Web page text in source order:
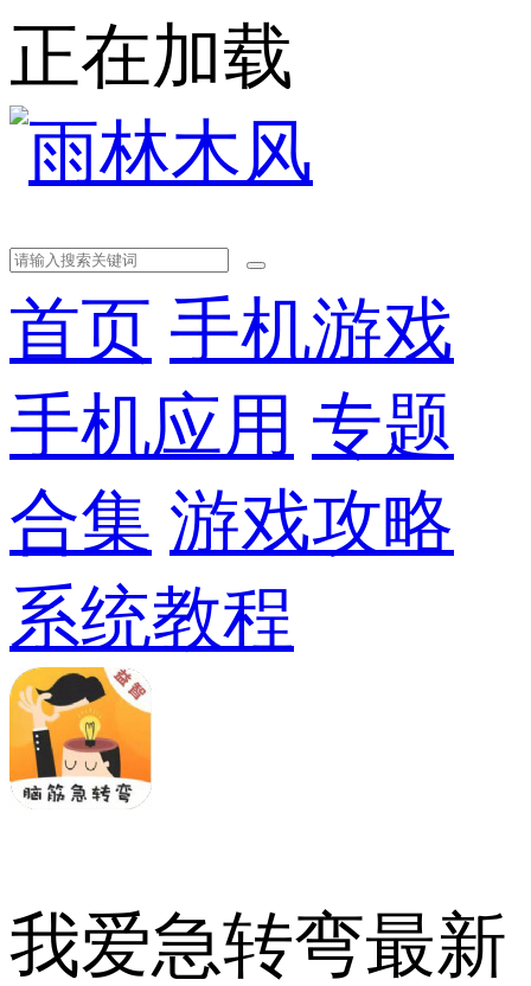
正在加载
首页 手机游戏
手机应用 专题
合集 游戏攻略
系统教程
我爱急转弯最新